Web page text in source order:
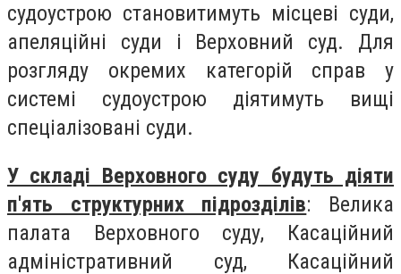
судоустрою становитимуть місцеві суди,
апеляційні суди і Верховний суд. Для
розгляду окремих категорій справ у
системі судоустрою діятимуть вищі
спеціалізовані суди.
У складі Верховного суду будуть діяти
п'ять структурних підрозділів: Велика
палата Верховного суду, Касаційний
адміністративний суд, Касаційний